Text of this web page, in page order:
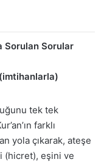
Sorulan Sorular
tek tek
farklı
yola çıkarak, ateşe
(hicret), eşini ve